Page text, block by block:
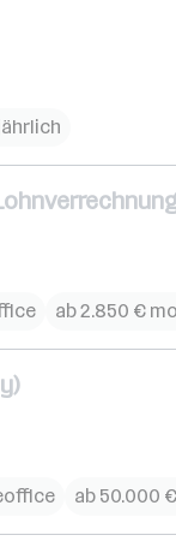
ab 2.850 €
ab 50.000